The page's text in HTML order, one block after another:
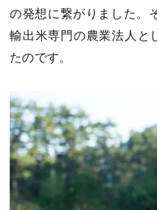
の発想に繋がりました。
輸出米専門の農業法人と
たのです。